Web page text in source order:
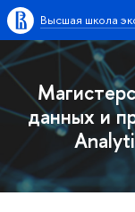
Высшая школа
данных и